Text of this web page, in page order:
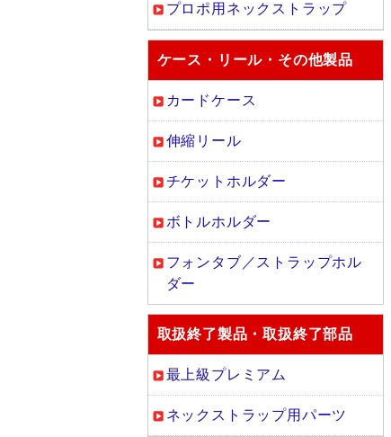
プロポ用ネックストラップ
ケース・リール・その他製品
カードケース
伸縮リール
チケットホルダー
ボトルホルダー
フォンタブ／ストラップホル
ダー
取扱終了製品・取扱終了部品
最上級プレミアム
ネックストラップ用パーツ